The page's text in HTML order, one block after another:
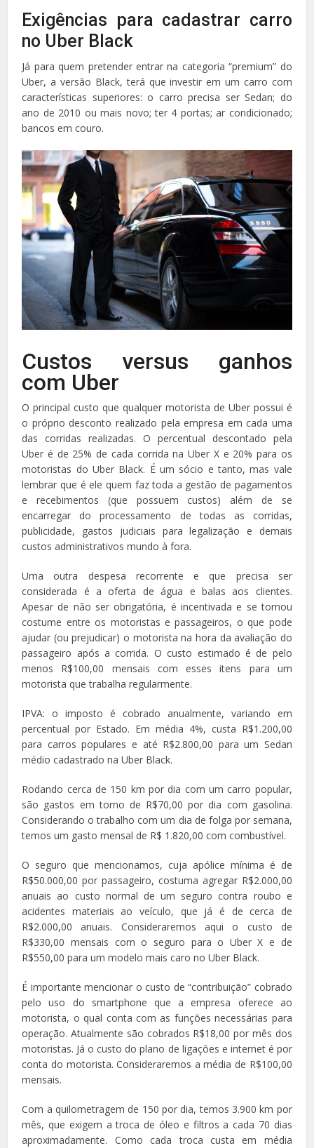
Exigências para cadastrar carro
no Uber Black
Já para quem pretender entrar na categoria “premium” do
Uber, a versão Black, terá que investir em um carro com
características superiores: o carro precisa ser Sedan; do
ano de 2010 ou mais novo; ter 4 portas; ar condicionado;
bancos em couro.
Custos versus ganhos
com Uber
O principal custo que qualquer motorista de Uber possui é
o próprio desconto realizado pela empresa em cada uma
das corridas realizadas. O percentual descontado pela
Uber é de 25% de cada corrida na Uber X e 20% para os
motoristas do Uber Black. É um sócio e tanto, mas vale
lembrar que é ele quem faz toda a gestão de pagamentos
e recebimentos (que possuem custos) além de se
encarregar do processamento de todas as corridas,
publicidade, gastos judiciais para legalização e demais
custos administrativos mundo à fora.
Uma outra despesa recorrente e que precisa ser
considerada é a oferta de água e balas aos clientes.
Apesar de não ser obrigatória, é incentivada e se tornou
costume entre os motoristas e passageiros, o que pode
ajudar (ou prejudicar) o motorista na hora da avaliação do
passageiro após a corrida. O custo estimado é de pelo
menos R$100,00 mensais com esses itens para um
motorista que trabalha regularmente.
IPVA: o imposto é cobrado anualmente, variando em
percentual por Estado. Em média 4%, custa R$1.200,00
para carros populares e até R$2.800,00 para um Sedan
médio cadastrado na Uber Black.
Rodando cerca de 150 km por dia com um carro popular,
são gastos em torno de R$70,00 por dia com gasolina.
Considerando o trabalho com um dia de folga por semana,
temos um gasto mensal de R$ 1.820,00 com combustível.
O seguro que mencionamos, cuja apólice mínima é de
R$50.000,00 por passageiro, costuma agregar R$2.000,00
anuais ao custo normal de um seguro contra roubo e
acidentes materiais ao veículo, que já é de cerca de
R$2.000,00 anuais. Consideraremos aqui o custo de
R$330,00 mensais com o seguro para o Uber X e de
R$550,00 para um modelo mais caro no Uber Black.
É importante mencionar o custo de “contribuição” cobrado
pelo uso do smartphone que a empresa oferece ao
motorista, o qual conta com as funções necessárias para
operação. Atualmente são cobrados R$18,00 por mês dos
motoristas. Já o custo do plano de ligações e internet é por
conta do motorista. Consideraremos a média de R$100,00
mensais.
Com a quilometragem de 150 por dia, temos 3.900 km por
mês, que exigem a troca de óleo e filtros a cada 70 dias
aproximadamente. Como cada troca custa em média